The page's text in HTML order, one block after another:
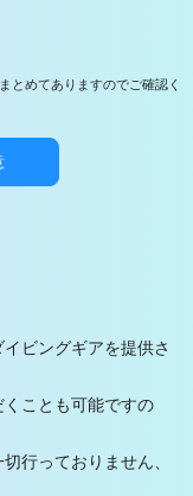
とめてありますのでご確認く
ビングギアを提供さ
ことも可能ですの
行っておりません、